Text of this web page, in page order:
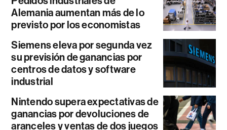
Alemania aumentan más de lo
previsto por los economistas
Siemens eleva por segunda vez
su previsión de ganancias por
centros de datos y software
industrial
Nintendo supera expectativas de
ganancias por devoluciones de
aranceles y ventas de dos juegos